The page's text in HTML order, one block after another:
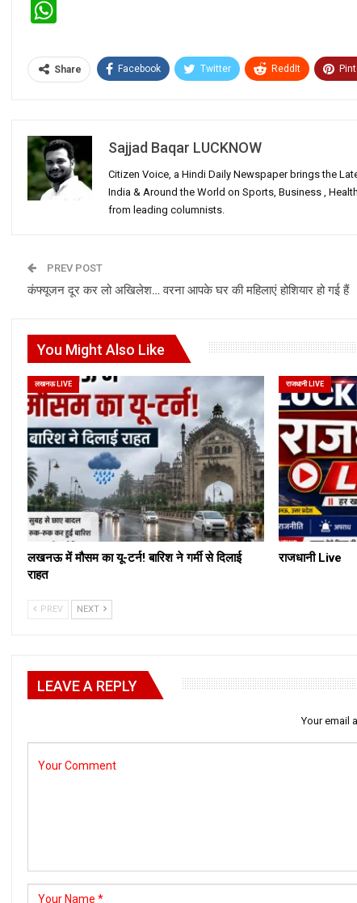
Share Facebook Twitter ReddIt
Sajjad Baqar LUCKNOW
Citizen Voice, a Hindi Daily Newspaper brings the
India & Around the World on Sports, Business ,
from leading columnists.
PREV POST
कंफ्यूजन दूर कर लो अखिलेश… वरना आपके घर की महिलाएं होशियार हो गई हैं
You Might Also Like
लखनऊ LIVE
लखनऊ में मौसम का यू-टर्न! बारिश ने गर्मी से दिलाई
राहत
राजधानी LIVE
राजधानी Live
PREV NEXT
LEAVE A REPLY
Your email